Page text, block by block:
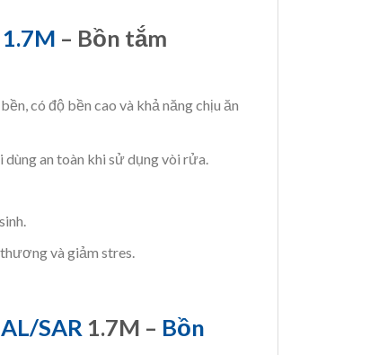
– Bồn tắm
có độ bền cao và khả năng chịu ăn
an toàn khi sử dụng vòi rửa.
và giảm stres.
SAR 1.7M – Bồn